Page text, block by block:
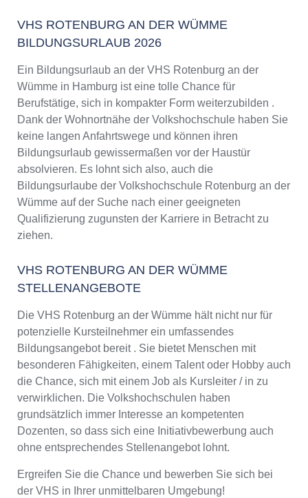
VHS ROTENBURG AN DER WÜMME
BILDUNGSURLAUB 2026
Ein Bildungsurlaub an der VHS Rotenburg an der
Wümme in Hamburg ist eine tolle Chance für
Berufstätige, sich in kompakter Form weiterzubilden .
Dank der Wohnortnähe der Volkshochschule haben Sie
keine langen Anfahrtswege und können ihren
Bildungsurlaub gewissermaßen vor der Haustür
absolvieren. Es lohnt sich also, auch die
Bildungsurlaube der Volkshochschule Rotenburg an der
Wümme auf der Suche nach einer geeigneten
Qualifizierung zugunsten der Karriere in Betracht zu
ziehen.
VHS ROTENBURG AN DER WÜMME
STELLENANGEBOTE
Die VHS Rotenburg an der Wümme hält nicht nur für
potenzielle Kursteilnehmer ein umfassendes
Bildungsangebot bereit . Sie bietet Menschen mit
besonderen Fähigkeiten, einem Talent oder Hobby auch
die Chance, sich mit einem Job als Kursleiter / in zu
verwirklichen. Die Volkshochschulen haben
grundsätzlich immer Interesse an kompetenten
Dozenten, so dass sich eine Initiativbewerbung auch
ohne entsprechendes Stellenangebot lohnt.
Ergreifen Sie die Chance und bewerben Sie sich bei
der VHS in Ihrer unmittelbaren Umgebung!